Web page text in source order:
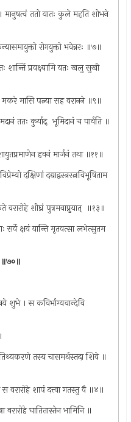
मानुषत्वं ततो यातः कुले महति शोभने
रोगयुक्तो भवेन्नरः ॥७॥
शान्तिं प्रवक्ष्यामि यतः खलु सुखी
मकरे मासि पत्न्या सह वरानने ॥९॥
ततः कुर्याद् ‌ भूमिदानं च पार्वति ॥
हवनं मार्जनं तथा ॥११॥
दक्षिणां दद्याद्वस्त्ररत्नविभूषिताम
शीघ्रं पुत्रमवाप्नुयात् ‌ ॥१३॥
सर्वे क्षयं यान्ति मृतवत्सा लभेत्सुतम
॥७०॥
शुभे । स कविर्भाग्यवान्देवि
तस्य चासमर्थस्तदा शिवे ॥
वरारोहे शापं दत्त्वा गतस्तु वै ॥४॥
वरारोहे घातितास्तेन भामिनि ॥